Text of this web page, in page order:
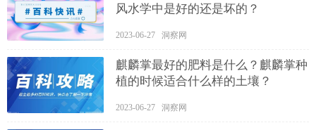
风水学中是好的还是坏的？
2023-06-27 洞察网
麒麟掌最好的肥料是什么？麒麟掌种
植的时候适合什么样的土壤？
2023-06-27 洞察网